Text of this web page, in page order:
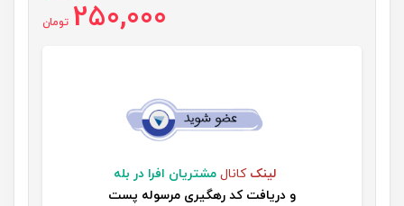
250,000 تومان
لینک کانال مشتریان افرا در بله
و دریافت کد رهگیری مرسوله پست